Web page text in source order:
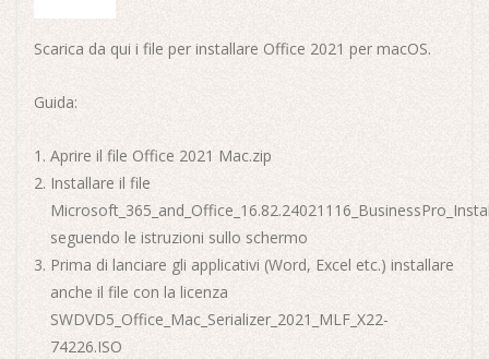
Scarica da qui i file per installare Office 2021 per macOS.
Guida:
Aprire il file Office 2021 Mac.zip
Installare il file
seguendo le istruzioni sullo schermo
Prima di lanciare gli applicativi (Word, Excel etc.) installare
anche il file con la licenza
SWDVD5_Office_Mac_Serializer_2021_MLF_X22-
74226.ISO